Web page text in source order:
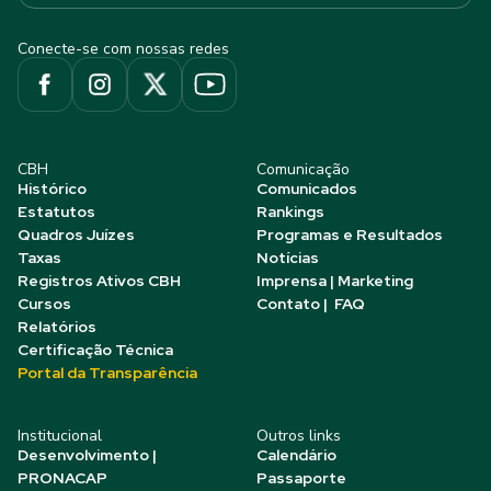
Conecte-se com nossas redes
CBH
Histórico
Estatutos
Quadros Juízes
Taxas
Registros Ativos CBH
Cursos
Relatórios
Certificação Técnica
Portal da Transparência
Comunicação
Comunicados
Rankings
Programas e Resultados
Notícias
Imprensa | Marketing
Contato | FAQ
Institucional
Desenvolvimento |
PRONACAP
Outros links
Calendário
Passaporte